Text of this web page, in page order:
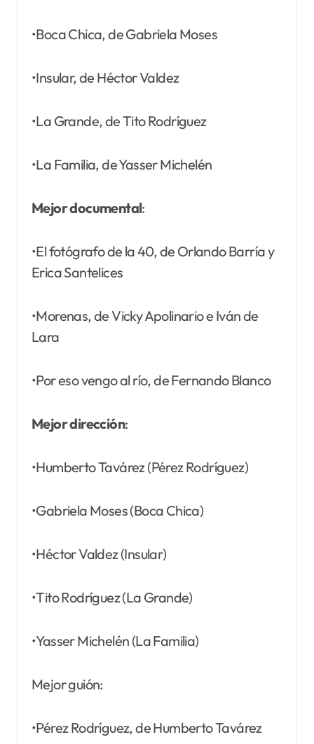
•Boca Chica, de Gabriela Moses
•Insular, de Héctor Valdez
•La Grande, de Tito Rodríguez
•La Familia, de Yasser Michelén
Mejor documental:
•El fotógrafo de la 40, de Orlando Barría y
Erica Santelices
•Morenas, de Vicky Apolinario e Iván de
Lara
•Por eso vengo al río, de Fernando Blanco
Mejor dirección:
•Humberto Tavárez (Pérez Rodríguez)
•Gabriela Moses (Boca Chica)
•Héctor Valdez (Insular)
•Tito Rodríguez (La Grande)
•Yasser Michelén (La Familia)
Mejor guión:
•Pérez Rodríguez, de Humberto Tavárez